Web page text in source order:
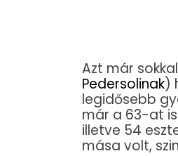
Azt már
Pedersolinak)
legidősebb
már a 63-at
illetve 54
mása volt,